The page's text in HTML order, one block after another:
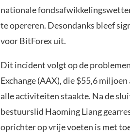
nationale
te opereren. Desondanks bleef
voor BitForex uit.
Dit incident volgt op de
Exchange (AAX), die $55,6
alle activiteiten staakte. Na de
bestuurslid Haoming Liang
oprichter op vrije voeten is met